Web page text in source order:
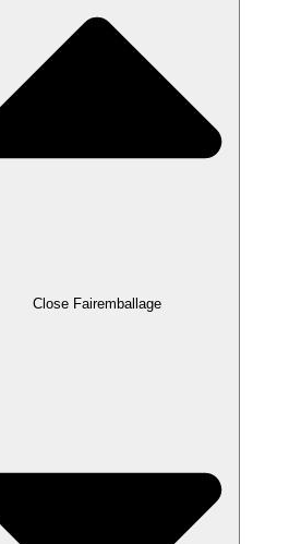
Close Fairemballage